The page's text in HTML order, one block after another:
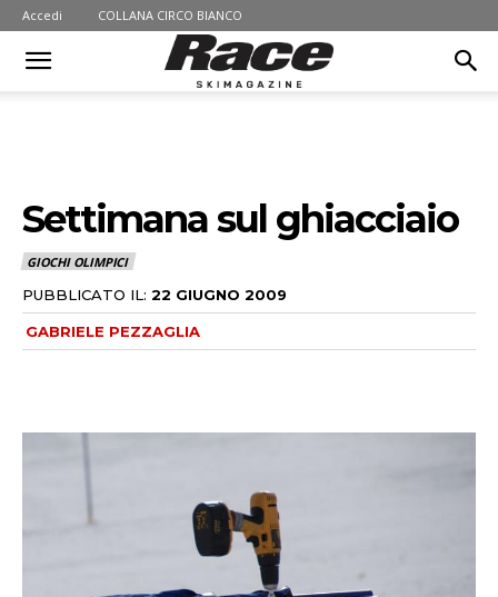
Accedi COLLANA CIRCO BIANCO
Settimana sul ghiacciaio
GIOCHI OLIMPICI
PUBBLICATO IL: 22 GIUGNO 2009
GABRIELE PEZZAGLIA